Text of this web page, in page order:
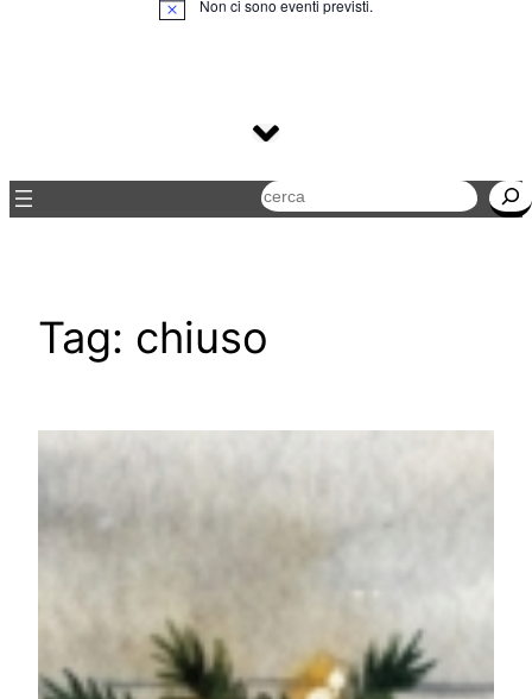
Notice Non ci sono eventi previsti.
Cerca
Tag: chiuso